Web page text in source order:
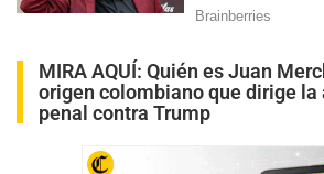
MIRA AQUÍ: Quién es Juan
origen colombiano que dirige la
penal contra Trump